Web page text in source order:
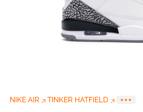
NIKE AIR TINKER HATFIELD